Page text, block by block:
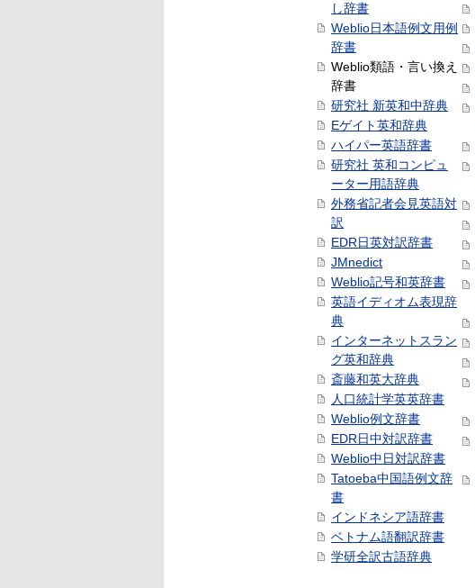
し辞書
Weblio日本語例文用例
辞書
Weblio類語・言い換え
辞書
研究社 新英和中辞典
Eゲイト英和辞典
ハイパー英語辞書
研究社 英和コンピュ
ーター用語辞典
外務省記者会見英語対
訳
EDR日英対訳辞書
JMnedict
Weblio記号和英辞書
英語イディオム表現辞
典
インターネットスラン
グ英和辞典
斎藤和英大辞典
人口統計学英英辞書
Weblio例文辞書
EDR日中対訳辞書
Weblio中日対訳辞書
Tatoeba中国語例文辞
書
インドネシア語辞書
ベトナム語翻訳辞書
学研全訳古語辞典